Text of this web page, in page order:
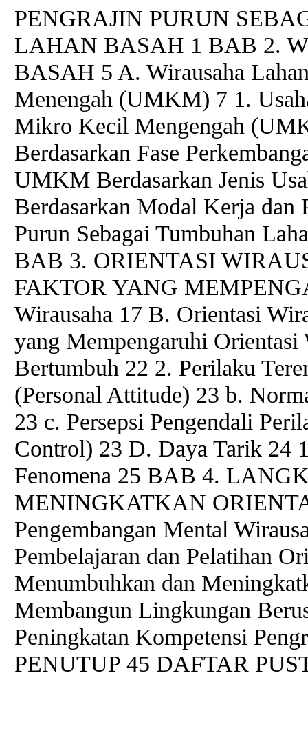
PENGRAJIN PURUN
LAHAN BASAH 1 BAB 2.
BASAH 5 A. Wirausaha
Menengah (UMKM) 7 1.
Mikro Kecil Mengengah
Berdasarkan Fase
UMKM Berdasarkan Jenis
Berdasarkan Modal Kerja dan
Purun Sebagai Tumbuhan
BAB 3. ORIENTASI
FAKTOR YANG
Wirausaha 17 B. Orientasi
yang Mempengaruhi Orientasi
Bertumbuh 22 2. Perilaku
(Personal Attitude) 23 b.
23 c. Persepsi Pengendali
Control) 23 D. Daya Tarik 24
Fenomena 25 BAB 4.
MENINGKATKAN
Pengembangan Mental
Pembelajaran dan Pelatihan
Menumbuhkan dan
Membangun Lingkungan
Peningkatan Kompetensi
PENUTUP 45 DAFTAR